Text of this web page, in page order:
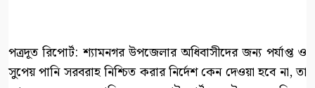
পত্রদূত রিপোর্ট: শ্যামনগর উপজেলার অধিবাসীদের জন্য পর্যাপ্ত ও
সুপেয় পানি সরবরাহ নিশ্চিত করার নির্দেশ কেন দেওয়া হবে না, তা